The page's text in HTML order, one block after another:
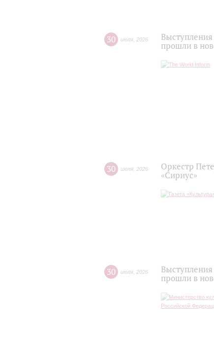
30 июля 2026
прошли в
30 июля 2026
Оркестр
«Сириус»
30 июля 2026
прошли в